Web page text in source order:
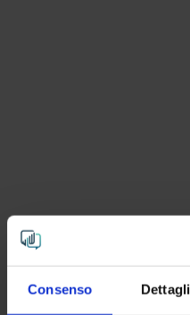
Consenso Dettagli